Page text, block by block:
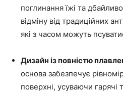
поглинання їжі та
відміну від традиційних
які з часом можуть
Дизайн із повністю
основа забезпечує
поверхні, усуваючи гарячі